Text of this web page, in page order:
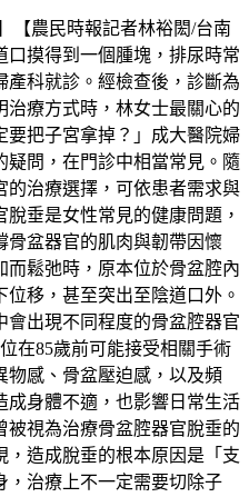
【農民時報記者林裕閎/台南
口摸得到一個腫塊，排尿時常
產科就診。經檢查後，診斷為
治療方式時，林女士最關心的
要把子宮拿掉？」成大醫院婦
疑問，在門診中相當常見。隨
的治療選擇，可依患者需求與
垂是女性常見的健康問題，
骨盆器官的肌肉與韌帶因懷
鬆弛時，原本位於骨盆腔內
移，甚至突出至陰道口外。
出現不同程度的骨盆腔器官
在85歲前可能接受相關手術
物感、骨盆壓迫感，以及頻
成身體不適，也影響日常生活
視為治療骨盆腔器官脫垂的
造成脫垂的根本原因是「支
，治療上不一定需要切除子